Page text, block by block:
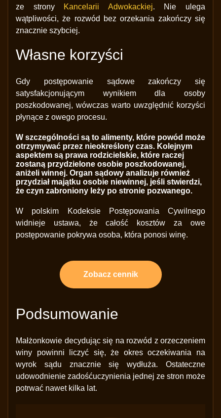
ze strony
Kancelarii Adwokackiej. Nie ulega
wątpliwości, że rozwód bez orzekania zakończy się
znacznie szybciej.
Własne korzyści
Gdy postępowanie sądowe zakończy się
satysfakcjonującym wynikiem dla osoby
poszkodowanej, wówczas warto uwzględnić korzyści
płynące z owego procesu.
W szczególności są to alimenty, które powód może
otrzymywać przez nieokreślony czas. Kolejnym
aspektem są prawa rodzicielskie, które raczej
zostaną przydzielone osobie poszkodowanej,
aniżeli winnej. Organ sądowy analizuje również
przydział majątku osobie niewinnej, jeśli stwierdzi,
że czyn zabroniony leży po stronie pozwanego.
W polskim Kodeksie Postępowania Cywilnego
widnieje ustawa, że całość kosztów za owe
postępowanie pokrywa osoba, która ponosi winę.
Zobacz cennik
Podsumowanie
Małżonkowie decydując się na rozwód z orzeczeniem
winy powinni liczyć się, że okres oczekiwania na
wyrok sądu znacznie się wydłuża. Ostateczne
udowodnienie zadośćuczynienia jednej ze stron może
potrwać nawet kilka lat.